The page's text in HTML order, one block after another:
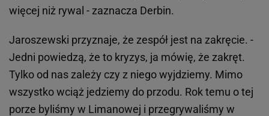
więcej niż rywal - zaznacza Derbin.
Jaroszewski przyznaje, że zespół jest na zakręcie. -
Jedni powiedzą, że to kryzys, ja mówię, że zakręt.
Tylko od nas zależy czy z niego wyjdziemy. Mimo
wszystko wciąż jedziemy do przodu. Rok temu o tej
porze byliśmy w Limanowej i przegrywaliśmy w